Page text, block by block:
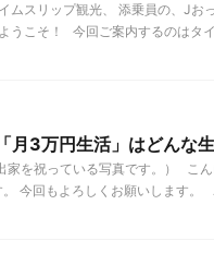
ムスリップ観光、 添乗員の、Jお
うこそ！ 今回ご案内するのはタ
月3万円生活」はどんな
家を祝っている写真です。） こ
。 今回もよろしくお願いします。